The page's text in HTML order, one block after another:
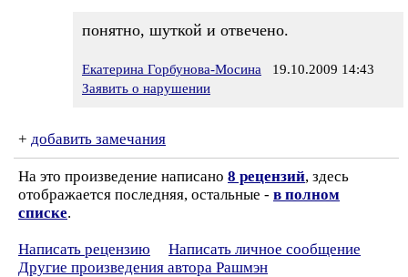
понятно, шуткой и отвечено.
Екатерина Горбунова-Мосина 19.10.2009 14:43
Заявить о нарушении
+ добавить замечания
На это произведение написано 8 рецензий, здесь
отображается последняя, остальные - в полном
списке.
Написать рецензию
Написать личное сообщение
Другие произведения автора Рашмэн